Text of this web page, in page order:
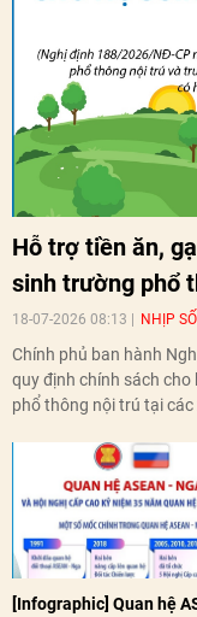
Hỗ trợ tiền ăn,
sinh trường phổ
18-07-2026 08:13 NHỊP
Chính phủ ban hành
quy định chính sách
phổ thông nội trú tại các
[Infographic] Quan hệ